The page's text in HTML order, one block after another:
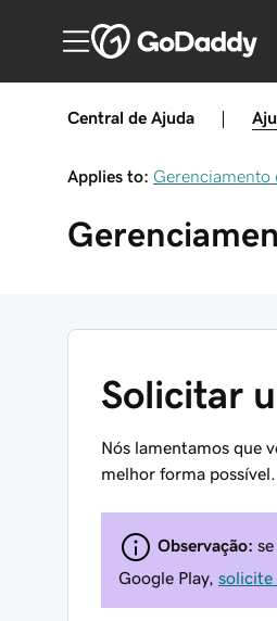
Central de Ajuda
Applies to: Gerenciamento
Solicitar
Nós lamentamos que
melhor forma possível.
Observação:
Google Play, solicite